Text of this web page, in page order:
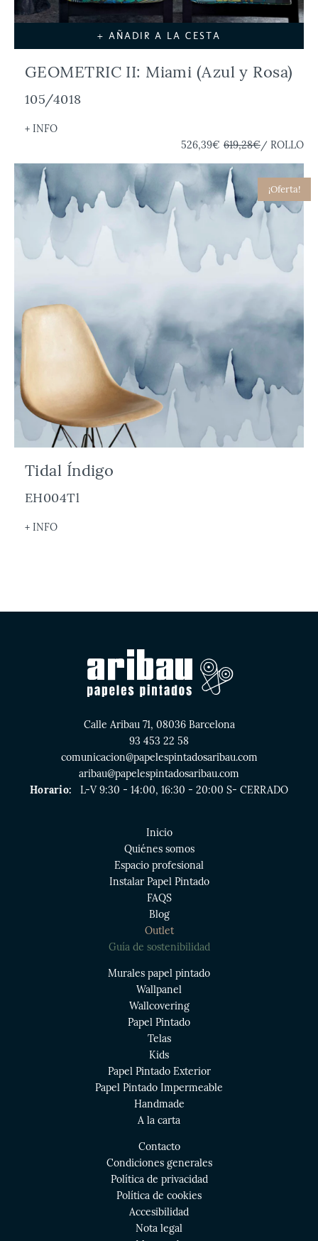
+ AÑADIR A LA CESTA
GEOMETRIC II: Miami (Azul y Rosa)
105/4018
+ INFO
526,39€ 619,28€/ ROLLO
¡Oferta!
Tidal Índigo
EH004Tl
+ INFO
Calle Aribau 71, 08036 Barcelona
93 453 22 58
comunicacion@papelespintadosaribau.com
aribau@papelespintadosaribau.com
Horario:
L-V 9:30 - 14:00, 16:30 - 20:00 S- CERRADO
Inicio
Quiénes somos
Espacio profesional
Instalar Papel Pintado
FAQS
Blog
Outlet
Guía de sostenibilidad
Murales papel pintado
Wallpanel
Wallcovering
Papel Pintado
Telas
Kids
Papel Pintado Exterior
Papel Pintado Impermeable
Handmade
A la carta
Contacto
Condiciones generales
Política de privacidad
Política de cookies
Accesibilidad
Nota legal